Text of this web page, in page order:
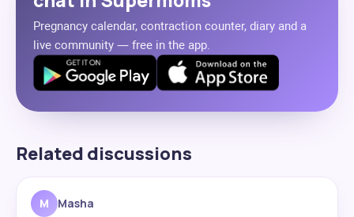
Pregnancy calendar, contraction counter, diary and a
live community — free in the app.
Related discussions
M Masha